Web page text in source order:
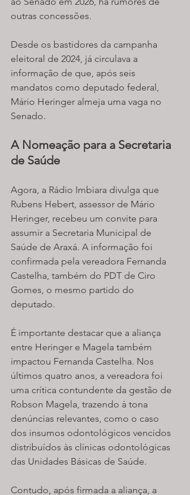
outras concessões.
Desde os bastidores da campanha
eleitoral de 2024, já circulava a
informação de que, após seis
mandatos como deputado federal,
Mário Heringer almeja uma vaga no
Senado.
A Nomeação para a Secretaria
de Saúde
Agora, a Rádio Imbiara divulga que
Rubens Hebert, assessor de Mário
Heringer, recebeu um convite para
assumir a Secretaria Municipal de
Saúde de Araxá. A informação foi
confirmada pela vereadora Fernanda
Castelha, também do PDT de Ciro
Gomes, o mesmo partido do
deputado.
É importante destacar que a aliança
entre Heringer e Magela também
impactou Fernanda Castelha. Nos
últimos quatro anos, a vereadora foi
uma crítica contundente da gestão de
Robson Magela, trazendo à tona
denúncias relevantes, como o caso
dos insumos odontológicos vencidos
distribuídos às clínicas odontológicas
das Unidades Básicas de Saúde.
Contudo, após firmada a aliança, a